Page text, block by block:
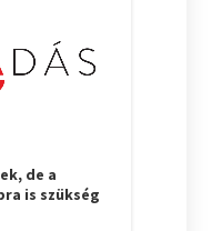
de a
is szükség